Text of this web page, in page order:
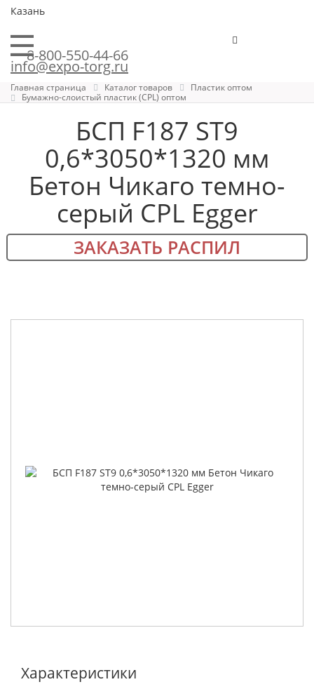
Казань
8-800-550-44-66
info@expo-torg.ru
Главная страница Каталог товаров
Пластик оптом
Бумажно-слоистый пластик (CPL) оптом
БСП F187 ST9
0,6*3050*1320 мм
Бетон Чикаго темно-
серый CPL Egger
ЗАКАЗАТЬ РАСПИЛ
Характеристики